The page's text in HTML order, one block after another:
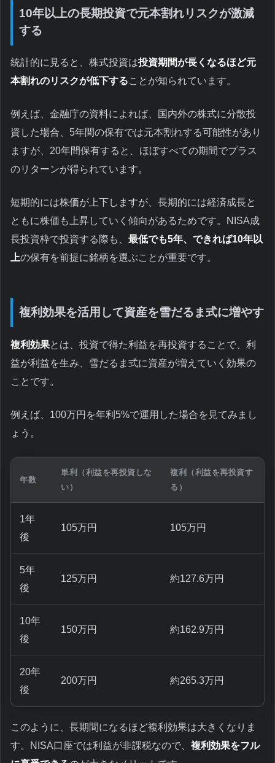
10年以上の長期投資で元本割れリスクが激減
する
統計的に見ると、株式投資は投資期間が長くなるほど元
本割れのリスクが低下することが知られています。
例えば、金融庁の資料によれば、国内外の株式に分散投
資した場合、5年間の保有では元本割れする可能性があり
ますが、20年間保有すると、ほぼすべての期間でプラス
のリターンが得られています。
短期的には株価が上下しますが、長期的には経済成長と
ともに株価も上昇していく傾向があるためです。NISA成
長投資枠で投資する際も、 最低でも5年、できれば10年以
上の保有を前提に銘柄を選ぶことが重要です。
複利効果を活用して資産を雪だるま式に増やす
複利効果とは、投資で得た利益を再投資することで、利
益が利益を生み、雪だるま式に資産が増えていく効果の
ことです。
例えば、100万円を年利5%で運用した場合を見てみまし
ょう。
年数
単利（利益を再投資しな
い）
複利（利益を再投資す
る）
1年
後
105万円 105万円
5年
後
125万円 約127.6万円
10年
後
150万円 約162.9万円
20年
後
200万円 約265.3万円
このように、長期間になるほど複利効果は大きくなりま
す。NISA口座では利益が非課税なので、 複利効果をフル